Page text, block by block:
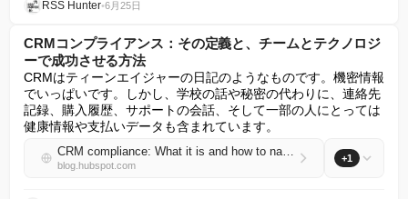
RSS Hunter•6月25日
CRMコンプライアンス：その定義と、チームとテクノロジ
ーで成功させる方法
CRMはティーンエイジャーの日記のようなものです。機密情報
でいっぱいです。しかし、学校の話や秘密の代わりに、連絡先
記録、購入履歴、サポートの会話、そして一部の人にとっては
健康情報や支払いデータも含まれています。
CRM compliance: What it is and how to nail It with your team & tech
blog.hubspot.com
+1